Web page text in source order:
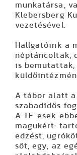
munkatársa,
Klebersberg
vezetésével.
Hallgatóink a
néptáncoltak,
is bemutattak,
A tábor alatt
szabadidős
A TF-esek
magukért:
edzést,
sőt, egy, az